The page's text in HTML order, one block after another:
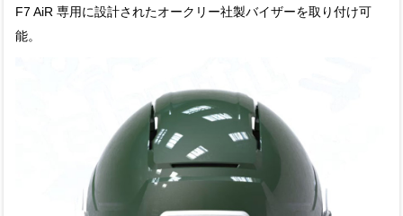
F7 AiR 専用に設計されたオークリー社製バイザーを取り付け可
能。